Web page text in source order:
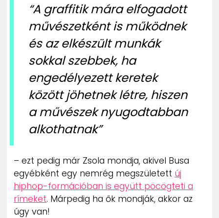
“A graffitik mára elfogadott
művészetként is működnek
és az elkészült munkák
sokkal szebbek, ha
engedélyezett keretek
között jöhetnek létre, hiszen
a művészek nyugodtabban
alkothatnak”
– ezt pedig már Zsola mondja, akivel Busa
egyébként egy nemrég megszületett új
hiphop-formációban is együtt pöcögteti a
rímeket. Márpedig ha ők mondják, akkor az
úgy van!